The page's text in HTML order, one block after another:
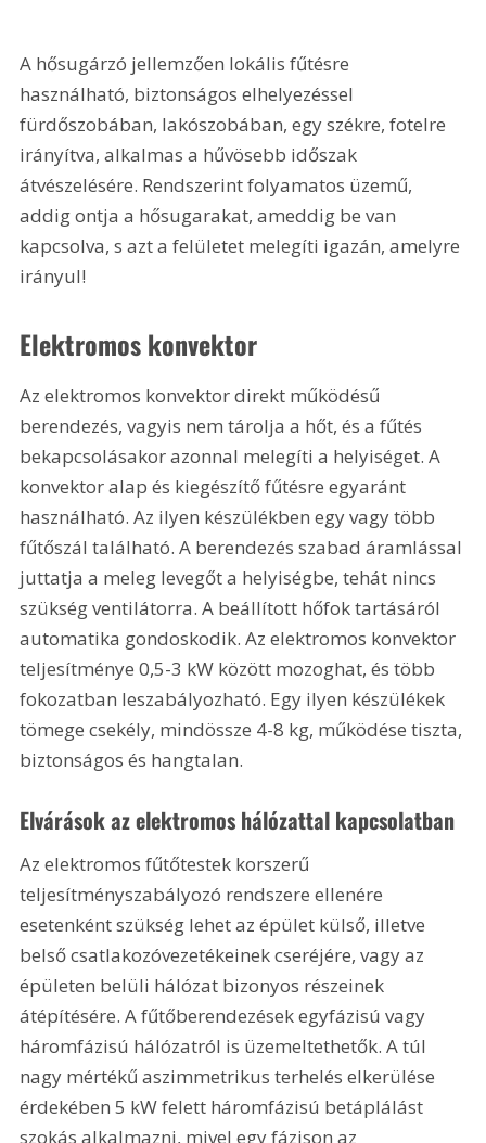
A hősugárzó jellemzően lokális fűtésre
használható, biztonságos elhelyezéssel
fürdőszobában, lakószobában, egy székre, fotelre
irányítva, alkalmas a hűvösebb időszak
átvészelésére. Rendszerint folyamatos üzemű,
addig ontja a hősugarakat, ameddig be van
kapcsolva, s azt a felületet melegíti igazán, amelyre
irányul!
Elektromos konvektor
Az elektromos konvektor direkt működésű
berendezés, vagyis nem tárolja a hőt, és a fűtés
bekapcsolásakor azonnal melegíti a helyiséget. A
konvektor alap és kiegészítő fűtésre egyaránt
használható. Az ilyen készülékben egy vagy több
fűtőszál található. A berendezés szabad áramlással
juttatja a meleg levegőt a helyiségbe, tehát nincs
szükség ventilátorra. A beállított hőfok tartásáról
automatika gondoskodik. Az elektromos konvektor
teljesítménye 0,5-3 kW között mozoghat, és több
fokozatban leszabályozható. Egy ilyen készülékek
tömege csekély, mindössze 4-8 kg, működése tiszta,
biztonságos és hangtalan.
Elvárások az elektromos hálózattal kapcsolatban
Az elektromos fűtőtestek korszerű
teljesítményszabályozó rendszere ellenére
esetenként szükség lehet az épület külső, illetve
belső csatlakozóvezetékeinek cseréjére, vagy az
épületen belüli hálózat bizonyos részeinek
átépítésére. A fűtőberendezések egyfázisú vagy
háromfázisú hálózatról is üzemeltethetők. A túl
nagy mértékű aszimmetrikus terhelés elkerülése
érdekében 5 kW felett háromfázisú betáplálást
szokás alkalmazni, mivel egy fázison az